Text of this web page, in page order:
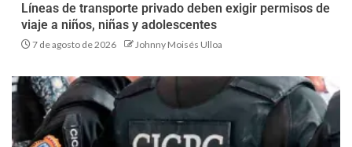
Líneas de transporte privado deben exigir permisos de
viaje a niños, niñas y adolescentes
7 de agosto de 2026 Johnny Moisés Ulloa